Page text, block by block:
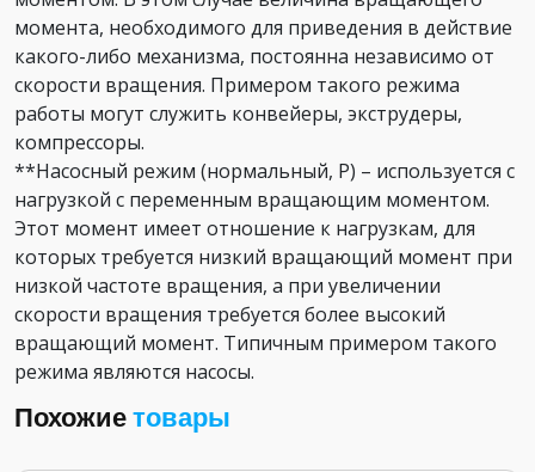
момента, необходимого для приведения в действие
какого-либо механизма, постоянна независимо от
скорости вращения. Примером такого режима
работы могут служить конвейеры, экструдеры,
компрессоры.
**Насосный режим (нормальный, P) – используется с
нагрузкой с переменным вращающим моментом.
Этот момент имеет отношение к нагрузкам, для
которых требуется низкий вращающий момент при
низкой частоте вращения, а при увеличении
скорости вращения требуется более высокий
вращающий момент. Типичным примером такого
режима являются насосы.
Похожиетовары